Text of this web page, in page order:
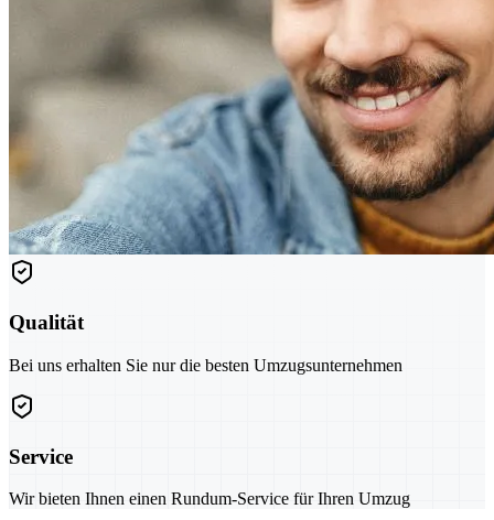
Qualität
Bei uns erhalten Sie nur die besten Umzugsunternehmen
Service
Wir bieten Ihnen einen Rundum-Service für Ihren Umzug